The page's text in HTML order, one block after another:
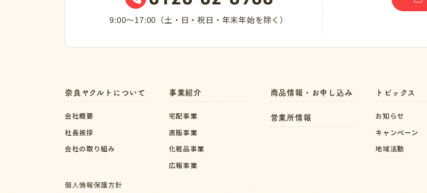
9:00～17:00（土・日・祝日・年末年始を除く）
奈良ヤクルトについて
会社概要
社長挨拶
会社の取り組み
事業紹介
宅配事業
直販事業
化粧品事業
広報事業
商品情報・お申し込み
営業所情報
トピックス
お知らせ
キャンペーン
地域活動
個人情報保護方針